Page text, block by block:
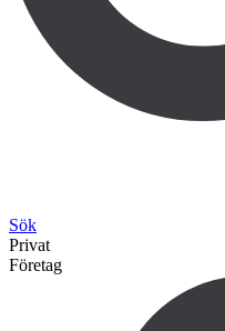
Sök
Privat
Företag